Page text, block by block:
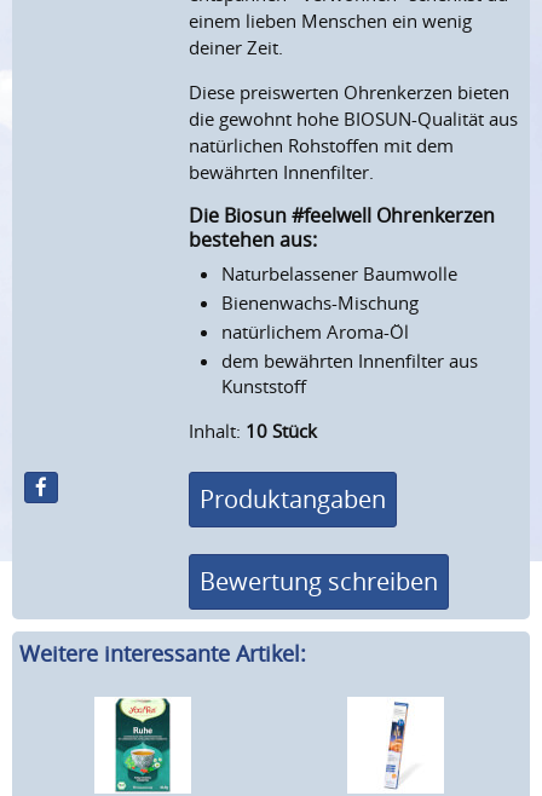
einem lieben Menschen ein wenig
deiner Zeit.
Diese preiswerten Ohrenkerzen bieten
die gewohnt hohe BIOSUN-Qualität aus
natürlichen Rohstoffen mit dem
bewährten Innenfilter.
Die Biosun #feelwell Ohrenkerzen
bestehen aus:
Naturbelassener Baumwolle
Bienenwachs-Mischung
natürlichem Aroma-Öl
dem bewährten Innenfilter aus
Kunststoff
Inhalt: 10 Stück
Produktangaben
Bewertung schreiben
Weitere interessante Artikel: